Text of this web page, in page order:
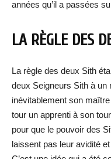
années qu’il a passées
LA RÈGLE DES
La règle des deux Sith
deux Seigneurs Sith à un
inévitablement son
tour un apprenti à son
pour que le pouvoir des
laissent pas leur avidité